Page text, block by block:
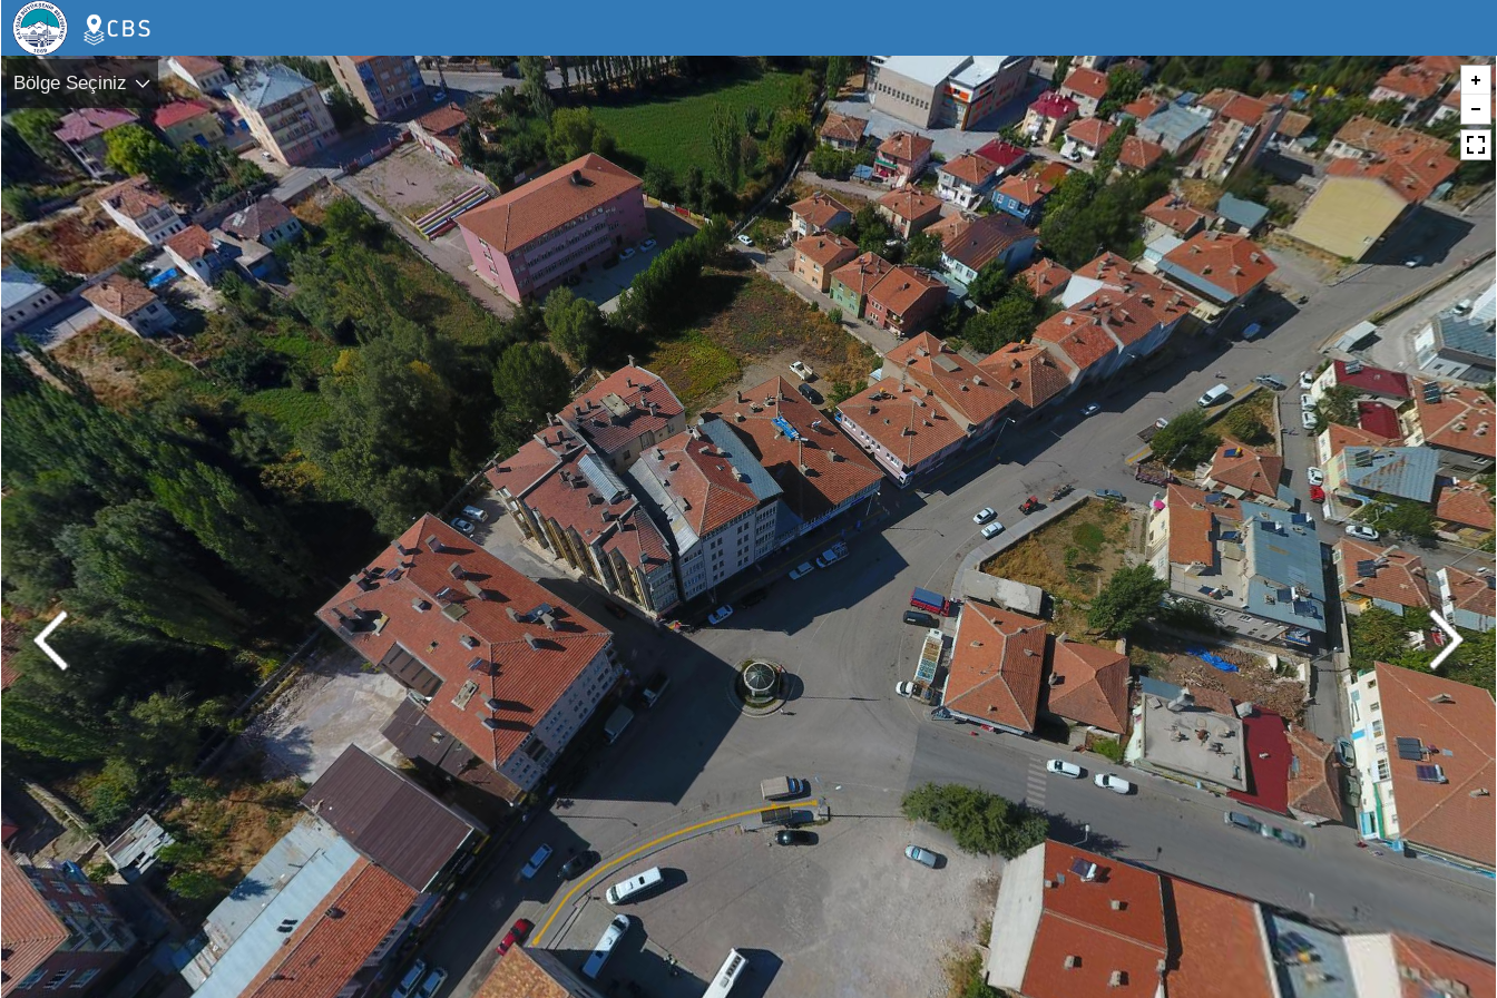
Bölge Seçiniz